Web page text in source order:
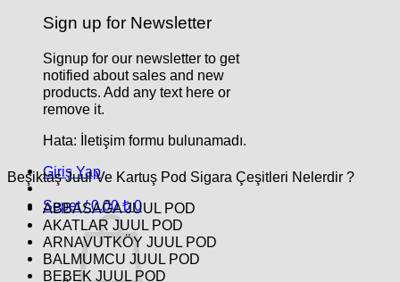
Sign up for Newsletter
Signup for our newsletter to get
notified about sales and new
products. Add any text here or
remove it.
Hata: İletişim formu bulunamadı.
Giriş Yap
Sepet /0.00₺ 0
Beşiktaş Juul Ve Kartuş Pod Sigara Çeşitleri Nelerdir ?
ABBASAĞA JUUL POD
AKATLAR JUUL POD
ARNAVUTKÖY JUUL POD
BALMUMCU JUUL POD
BEBEK JUUL POD